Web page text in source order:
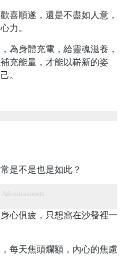
喜順遂，還是不盡如人意，
力。
為身體充電，給靈魂滋養，
充能量，才能以嶄新的姿
。
是不是也是如此？
Advertisements
心俱疲，只想窩在沙發裡一
每天焦頭爛額，內心的焦慮